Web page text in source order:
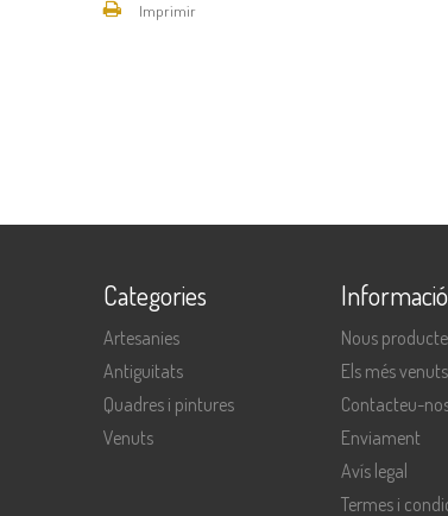
Imprimir
Categories
Artesanies
Antiguitats
Quadres i pintures
Venuts
Informació
Nous
Els més venuts
Contacteu-
Enviament
Avís legal
Termes i